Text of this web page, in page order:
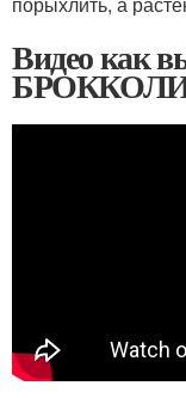
Видео как
БРОККОЛИ